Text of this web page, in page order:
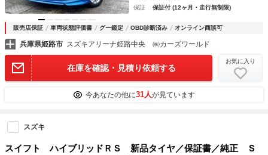
保証
保証付 (12ヶ月・走行無制限)
販売店保証 車両状態評価書 グー鑑定 OBD診断済み オンライン商談可
兵庫県姫路市 スズキアリーナ姫路中央 ㈱カーズワールド
在庫を確認・見積り依頼する
お気に入り
今あなたの他に31人が見ています
スズキ
スイフト ハイブリッドＲＳ 新品タイヤ／保証書／純正 Ｓ